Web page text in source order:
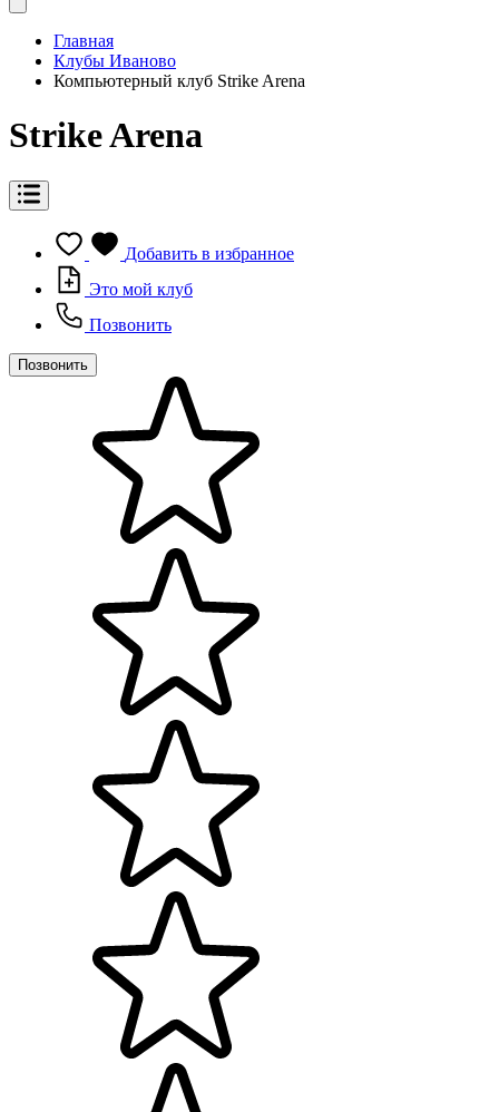
Главная
Клубы Иваново
Компьютерный клуб Strike Arena
Strike Arena
Добавить в избранное
Это мой клуб
Позвонить
Позвонить